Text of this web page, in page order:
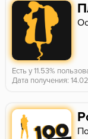
Есть у 11.53%
Дата получения: